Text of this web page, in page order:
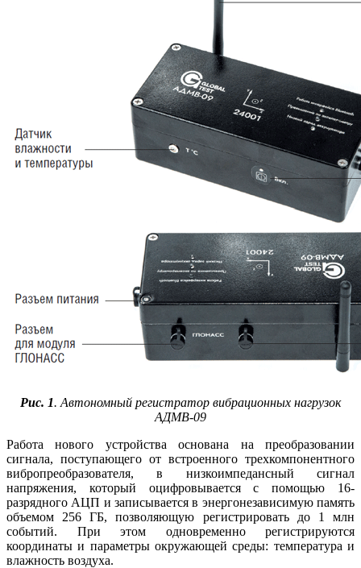
Рис. 1. Автономный регистратор вибрационных нагрузок
АДМВ-09
Работа нового устройства основана на преобразовании
сигнала, поступающего от встроенного трехкомпонентного
вибропреобразователя, в низкоимпедансный сигнал
напряжения, который оцифровывается с помощью 16-
разрядного АЦП и записывается в энергонезависимую память
объемом 256 ГБ, позволяющую регистрировать до 1 млн
событий. При этом одновременно регистрируются
координаты и параметры окружающей среды: температура и
влажность воздуха.